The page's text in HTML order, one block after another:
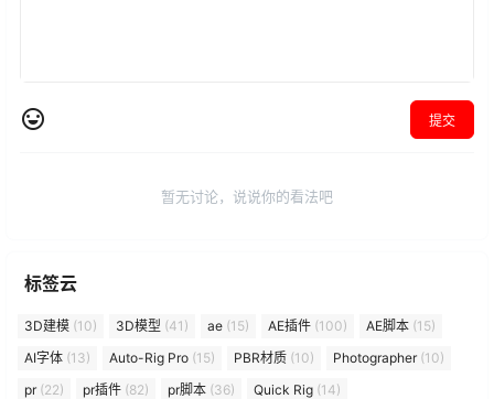
提交
暂无讨论，说说你的看法吧
标签云
3D建模 (10) 3D模型 (41) ae (15) AE插件 (100) AE脚本 (15)
AI字体 (13) Auto-Rig Pro (15) PBR材质 (10) Photographer(10)
pr(22) pr插件 (82) pr脚本 (36) Quick Rig (14)